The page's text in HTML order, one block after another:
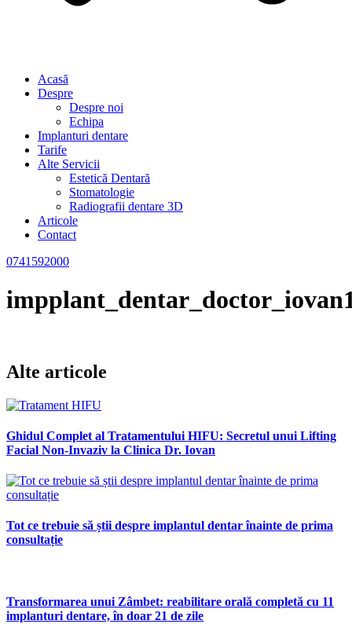
Acasă
Despre
Despre noi
Echipa
Implanturi dentare
Tarife
Alte Servicii
Estetică Dentară
Stomatologie
Radiografii dentare 3D
Articole
Contact
0741592000
Alte articole
Ghidul Complet al Tratamentului HIFU: Secretul unui Lifting
Facial Non-Invaziv la Clinica Dr. Iovan
Tot ce trebuie să știi despre implantul dentar înainte de prima
consultație
Transformarea unui Zâmbet: reabilitare orală completă cu 11
implanturi dentare, în doar 21 de zile